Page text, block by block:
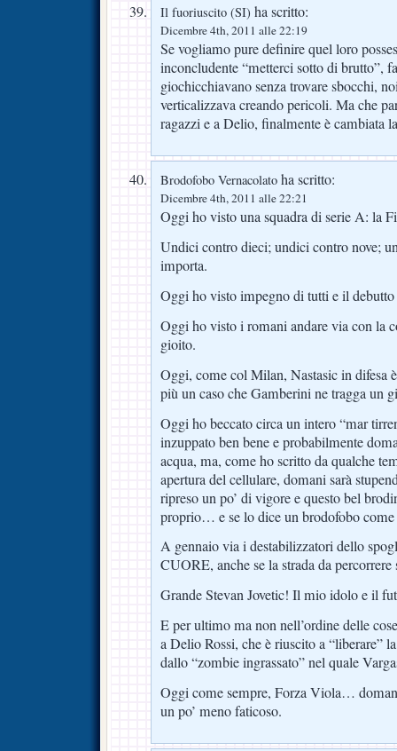
Il fuoriuscito (SI) ha scritto:
Dicembre 4th, 2011 alle 22:19
Se vogliamo pure definire quel loro
inconcludente “metterci sotto di brutto”,
giochicchiavano senza trovare sbocchi,
verticalizzava creando pericoli. Ma che
ragazzi e a Delio, finalmente è cambiata
Brodofobo Vernacolato ha scritto:
Dicembre 4th, 2011 alle 22:21
Oggi ho visto una squadra di serie A: la
Undici contro dieci; undici contro nove;
importa.
Oggi ho visto impegno di tutti e il
Oggi ho visto i romani andare via con la
gioito.
Oggi, come col Milan, Nastasic in difesa
più un caso che Gamberini ne tragga un
Oggi ho beccato circa un intero “mar
inzuppato ben bene e probabilmente
acqua, ma, come ho scritto da qualche
apertura del cellulare, domani sarà
ripreso un po’ di vigore e questo bel
proprio… e se lo dice un brodofobo
A gennaio via i destabilizzatori dello
CUORE, anche se la strada da percorrere
Grande Stevan Jovetic! Il mio idolo e il
E per ultimo ma non nell’ordine delle
a Delio Rossi, che è riuscito a “liberare”
dallo “zombie ingrassato” nel quale
Oggi come sempre, Forza Viola…
un po’ meno faticoso.